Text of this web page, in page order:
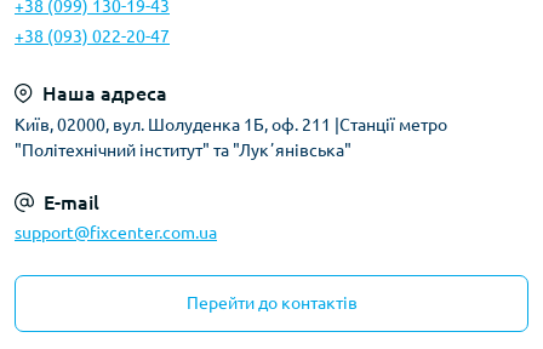
+38 (099) 130-19-43
+38 (093) 022-20-47
Наша адреса
Київ, 02000, вул. Шолуденка 1Б, оф. 211 |Станції метро
"Політехнічний інститут" та "Лукʼянівська"
E-mail
support@fixcenter.com.ua
Перейти до контактів